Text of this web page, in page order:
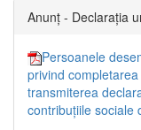
Anunț - Declarația
Persoanele
privind
transmiterea
contribuțiile sociale